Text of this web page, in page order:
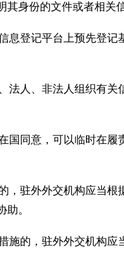
身份的文件或者相关信
登记平台上预先登记
法人、非法人组织有关
同意，可以临时在履
驻外外交机构应当根
。
的，驻外外交机构应